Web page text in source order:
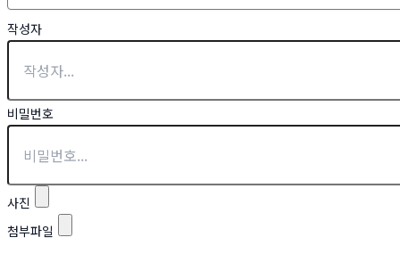
작성자
비밀번호
사진
첨부파일